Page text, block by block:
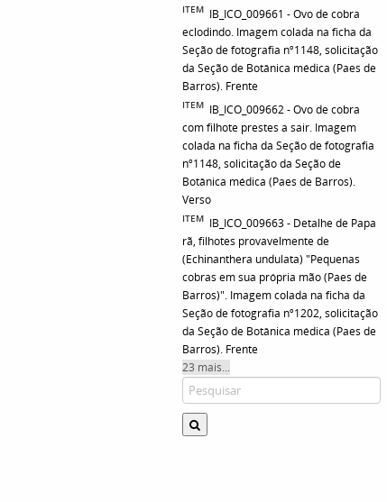
ITEM IB_ICO_009661 - Ovo de cobra
eclodindo. Imagem colada na ficha da
Seção de fotografia nº1148, solicitação
da Seção de Botânica médica (Paes de
Barros). Frente
ITEM IB_ICO_009662 - Ovo de cobra
com filhote prestes a sair. Imagem
colada na ficha da Seção de fotografia
nº1148, solicitação da Seção de
Botânica médica (Paes de Barros).
Verso
ITEM IB_ICO_009663 - Detalhe de Papa
rã, filhotes provavelmente de
(Echinanthera undulata) "Pequenas
cobras em sua própria mão (Paes de
Barros)". Imagem colada na ficha da
Seção de fotografia nº1202, solicitação
da Seção de Botânica médica (Paes de
Barros). Frente
23 mais...